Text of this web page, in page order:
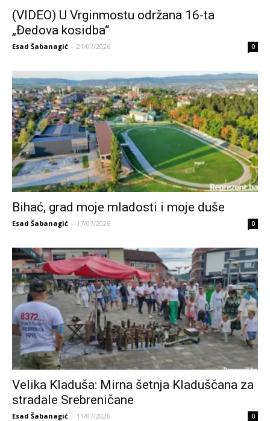
(VIDEO) U Vrginmostu održana 16-ta
„Đedova kosidba“
Esad Šabanagić - 21/07/2026 0
Bihać, grad moje mladosti i moje duše
Esad Šabanagić - 17/07/2026 0
Velika Kladuša: Mirna šetnja Kladuščana za
stradale Srebreničane
Esad Šabanagić - 11/07/2026 0